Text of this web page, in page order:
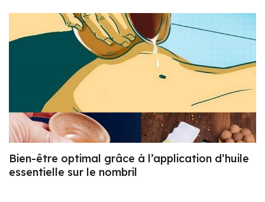
Bien-être optimal grâce à l’application d’huile
essentielle sur le nombril